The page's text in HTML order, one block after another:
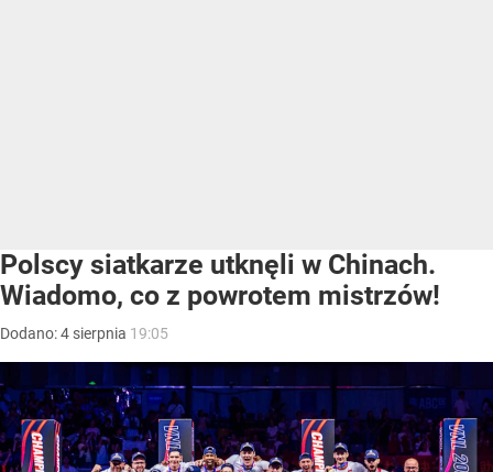
Polscy siatkarze utknęli w Chinach.
Wiadomo, co z powrotem mistrzów!
Dodano:4 sierpnia 19:05